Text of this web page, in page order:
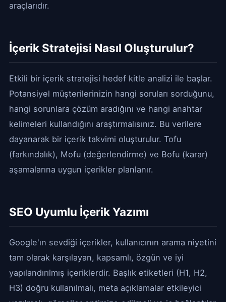
araçlarıdır.
İçerik Stratejisi Nasıl Oluşturulur?
Etkili bir içerik stratejisi hedef kitle analizi ile başlar.
Potansiyel müşterilerinizin hangi soruları sorduğunu,
hangi sorunlara çözüm aradığını ve hangi anahtar
kelimeleri kullandığını araştırmalısınız. Bu verilere
dayanarak bir içerik takvimi oluşturulur. Tofu
(farkındalık), Mofu (değerlendirme) ve Bofu (karar)
aşamalarına uygun içerikler planlanır.
SEO Uyumlu İçerik Yazımı
Google'ın sevdiği içerikler, kullanıcının arama niyetini
tam olarak karşılayan, kapsamlı, özgün ve iyi
yapılandırılmış içeriklerdir. Başlık etiketleri (H1, H2,
H3) doğru kullanılmalı, meta açıklamalar etkileyici